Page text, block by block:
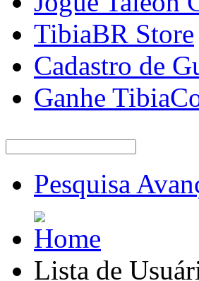
TibiaBR Store
Cadastro de
Ganhe
Pesquisa
Lista de